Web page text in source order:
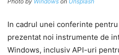
In cadrul unei conferinte
prezentat noi instrumente de
Windows, inclusiv API-uri